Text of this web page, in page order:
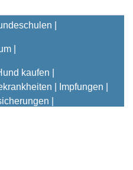
kaufen
Impfungen